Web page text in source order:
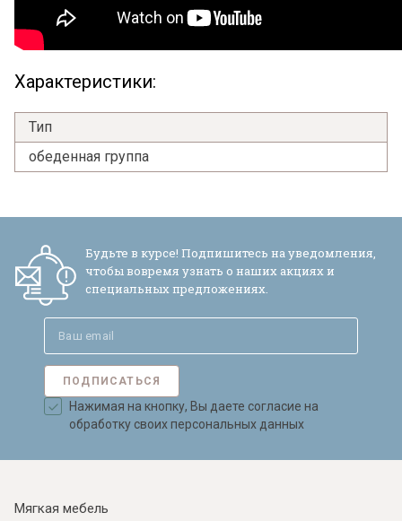
Характеристики:
Тип
обеденная группа
Будьте в курсе! Подпишитесь на уведомления,
чтобы вовремя узнать о наших акциях и
специальных предложениях.
ПОДПИСАТЬСЯ
Нажимая на кнопку, Вы даете согласие на
обработку своих персональных данных
Мягкая мебель